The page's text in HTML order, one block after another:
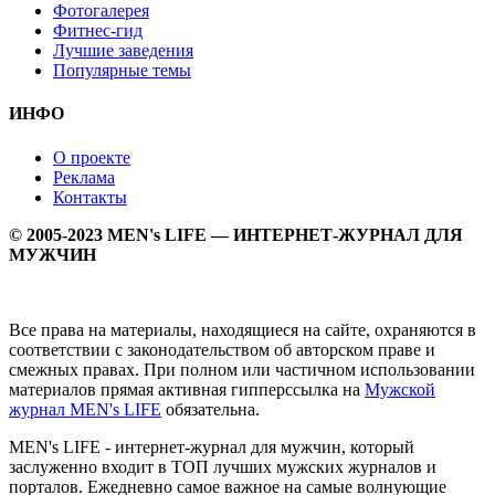
Фотогалерея
Фитнес-гид
Лучшие заведения
Популярные темы
ИНФО
О проекте
Реклама
Контакты
© 2005-2023 MEN's LIFE — ИНТЕРНЕТ-ЖУРНАЛ ДЛЯ
МУЖЧИН
Все права на материалы, находящиеся на сайте, охраняются в
соответствии с законодательством об авторском праве и
смежных правах. При полном или частичном использовании
материалов прямая активная гипперссылка на Мужской
журнал MEN's LIFE обязательна.
MEN's LIFE - интернет-журнал для мужчин, который
заслуженно входит в ТОП лучших мужских журналов и
порталов. Ежедневно самое важное на самые волнующие